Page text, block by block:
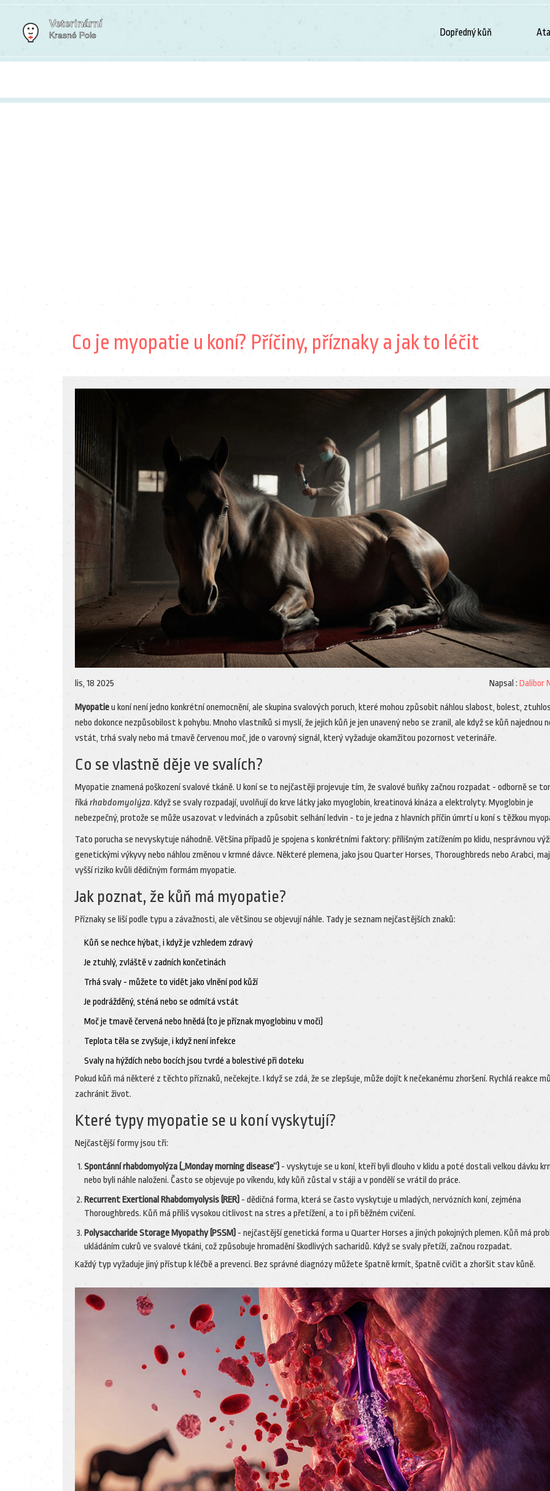
Dopředný kůň
Co je myopatie u koní? Příčiny, příznaky a jak to léčit
lis, 18 2025 Napsal : Dalibor
Myopatieu koní není jedno konkrétní onemocnění, ale skupina svalových poruch, které mohou způsobit náhlou slabost, bolest,
nebo dokonce nezpůsobilost k pohybu. Mnoho vlastníků si myslí, že jejich kůň je jen unavený nebo se zranil, ale když se kůň najednou
vstát, trhá svaly nebo má tmavě červenou moč, jde o varovný signál, který vyžaduje okamžitou pozornost veterináře.
Co se vlastně děje ve svalích?
Myopatie znamená poškození svalové tkáně. U koní se to nejčastěji projevuje tím, že svalové buňky začnou rozpadat - odborně se
říká rhabdomyolýza. Když se svaly rozpadají, uvolňují do krve látky jako myoglobin, kreatinová kináza a elektrolyty. Myoglobin je
nebezpečný, protože se může usazovat v ledvinách a způsobit selhání ledvin - to je jedna z hlavních příčin úmrtí u koní s těžkou
Tato porucha se nevyskytuje náhodně. Většina případů je spojena s konkrétními faktory: přílišným zatížením po klidu, nesprávnou
genetickými výkyvy nebo náhlou změnou v krmné dávce. Některé plemena, jako jsou Quarter Horses, Thoroughbreds nebo Arabci,
vyšší riziko kvůli dědičným formám myopatie.
Jak poznat, že kůň má myopatie?
Příznaky se liší podle typu a závažnosti, ale většinou se objevují náhle. Tady je seznam nejčastějších znaků:
Kůň se nechce hýbat, i když je vzhledem zdravý
Je ztuhlý, zvláště v zadních končetinách
Trhá svaly - můžete to vidět jako vlnění pod kůží
Je podrážděný, sténá nebo se odmítá vstát
Moč je tmavě červená nebo hnědá (to je příznak myoglobinu v moči)
Teplota těla se zvyšuje, i když není infekce
Svaly na hýždích nebo bocích jsou tvrdé a bolestivé při doteku
Pokud kůň má některé z těchto příznaků, nečekejte. I když se zdá, že se zlepšuje, může dojít k nečekanému zhoršení. Rychlá reakce
zachránit život.
Které typy myopatie se u koní vyskytují?
Nejčastější formy jsou tři:
Spontánní rhabdomyolýza („Monday morning disease“) - vyskytuje se u koní, kteří byli dlouho v klidu a poté dostali velkou dávku
nebo byli náhle naloženi. Často se objevuje po víkendu, kdy kůň zůstal v stáji a v pondělí se vrátil do práce.
Recurrent Exertional Rhabdomyolysis (RER) - dědičná forma, která se často vyskytuje u mladých, nervózních koní, zejména
Thoroughbreds. Kůň má příliš vysokou citlivost na stres a přetížení, a to i při běžném cvičení.
Polysaccharide Storage Myopathy (PSSM) - nejčastější genetická forma u Quarter Horses a jiných pokojných plemen. Kůň má
ukládáním cukrů ve svalové tkáni, což způsobuje hromadění škodlivých sacharidů. Když se svaly přetíží, začnou rozpadat.
Každý typ vyžaduje jiný přístup k léčbě a prevenci. Bez správné diagnózy můžete špatně krmít, špatně cvičit a zhoršit stav kůně.